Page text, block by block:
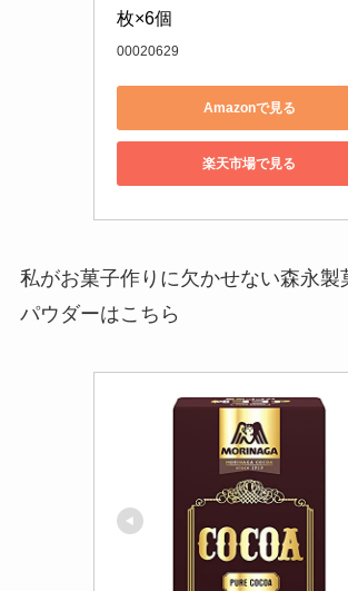
枚×6個
00020629
Amazonで見る
楽天市場で見る
私がお菓子作りに欠かせない森永製
パウダーはこちら